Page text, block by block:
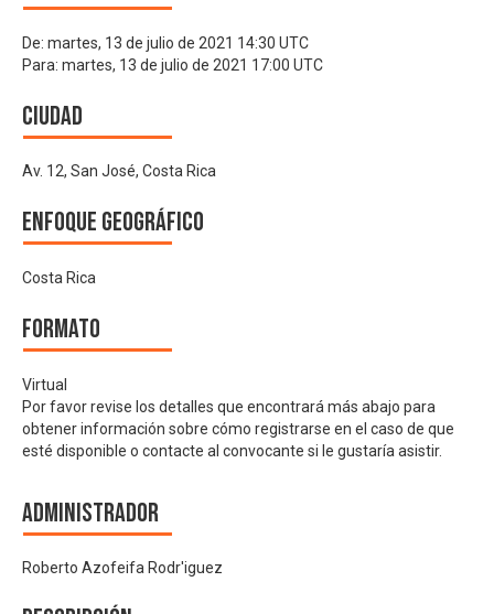
De: martes, 13 de julio de 2021 14:30 UTC
Para: martes, 13 de julio de 2021 17:00 UTC
Ciudad
Av. 12, San José, Costa Rica
Enfoque geográfico
Costa Rica
Formato
Virtual
Por favor revise los detalles que encontrará más abajo para
obtener información sobre cómo registrarse en el caso de que
esté disponible o contacte al convocante si le gustaría asistir.
Administrador
Roberto Azofeifa Rodr'iguez